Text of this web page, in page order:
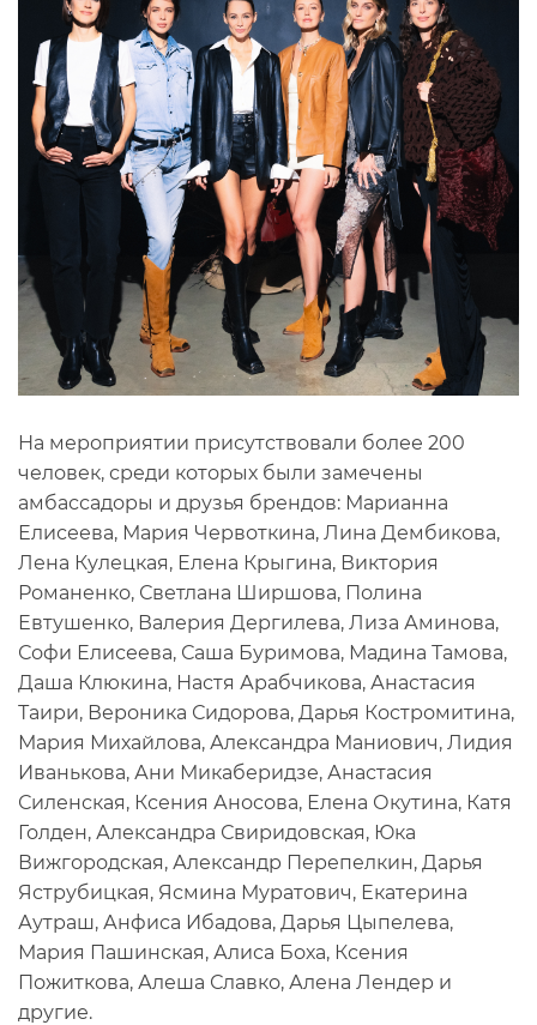
На мероприятии присутствовали более 200
человек, среди которых были замечены
амбассадоры и друзья брендов: Марианна
Елисеева, Мария Червоткина, Лина Дембикова,
Лена Кулецкая, Елена Крыгина, Виктория
Романенко, Светлана Ширшова, Полина
Евтушенко, Валерия Дергилева, Лиза Аминова,
Софи Елисеева, Саша Буримова, Мадина Тамова,
Даша Клюкина, Настя Арабчикова, Анастасия
Таири, Вероника Сидорова, Дарья Костромитина,
Мария Михайлова, Александра Маниович, Лидия
Иванькова, Ани Микаберидзе, Анастасия
Силенская, Ксения Аносова, Елена Окутина, Катя
Голден, Александра Свиридовская, Юка
Вижгородская, Александр Перепелкин, Дарья
Яструбицкая, Ясмина Муратович, Екатерина
Аутраш, Анфиса Ибадова, Дарья Цыпелева,
Мария Пашинская, Алиса Боха, Ксения
Пожиткова, Алеша Славко, Алена Лендер и
другие.